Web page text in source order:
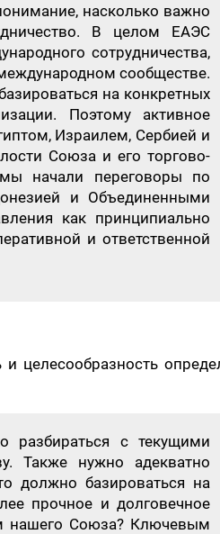
насколько важно
В целом ЕАЭС
сотрудничества,
сообществе.
на конкретных
Поэтому активное
Израилем, Сербией и
Союза и его торгово-
начали переговоры по
и Объединенными
как принципиально
и ответственной
целесообразность
с текущими
Также нужно адекватно
должно базироваться на
прочное и долговечное
нашего Союза? Ключевым